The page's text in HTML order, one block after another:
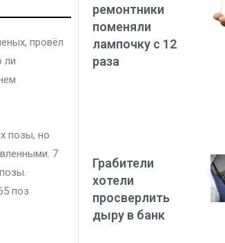
провёл
ли
позы, но
7
поз
ремонтники
поменяли
лампочку с 12
раза
Грабители
хотели
просверлить
дыру в банк